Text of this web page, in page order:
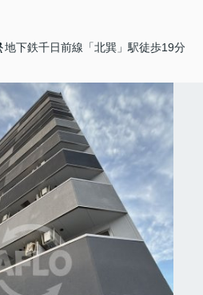
地下鉄千日前線「北巽」駅徒歩19分